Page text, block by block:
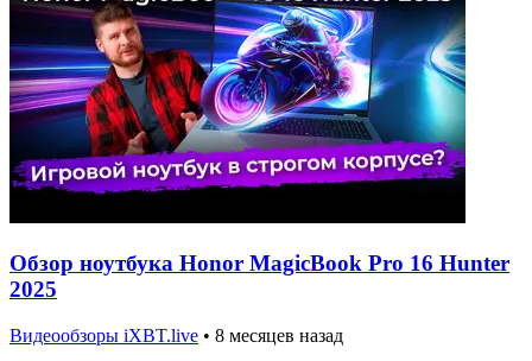
Обзор ноутбука Honor MagicBook Pro 16 Hunter
2025
Видеообзоры iXBT.live • 8 месяцев назад